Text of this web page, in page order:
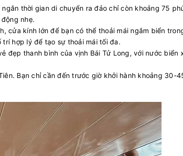
thời gian di chuyển ra đảo chỉ còn khoảng 75
nhẹ.
cửa kính lớn để bạn có thể thoải mái ngắm biển
hợp lý để tạo sự thoải mái tối đa.
đẹp thanh bình của vịnh Bái Tử Long, với nước biển
Bạn chỉ cần đến trước giờ khởi hành khoảng 30-